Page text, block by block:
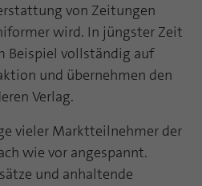
von Zeitungen
wird. In jüngster Zeit
Beispiel vollständig auf
und übernehmen den
Verlag.
vieler Marktteilnehmer der
wie vor angespannt.
und anhaltende
wird, um ihm Zugang zu
Bereichen zu gewähren.
Ende der Sitzung
1 Jahr
AT INTERNET zur Steuerung der
Script- und Ereignisbehandlung
AT INTERNET
1 Jahr